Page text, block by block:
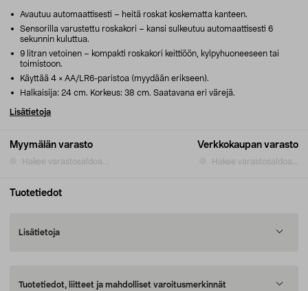
Myymälän varasto
Hakee varastosaldoa...
Verkkokaupan varasto
Hakee varastosaldoa...
Avautuu automaattisesti – heitä roskat koskematta kanteen.
Sensorilla varustettu roskakori – kansi sulkeutuu automaattisesti 6
sekunnin kuluttua.
9 litran vetoinen – kompakti roskakori keittiöön, kylpyhuoneeseen tai
toimistoon.
Käyttää 4 × AA/LR6-paristoa (myydään erikseen).
Halkaisija: 24 cm. Korkeus: 38 cm. Saatavana eri värejä.
Lisätietoja
Tuotetiedot
Lisätietoja
Tuotetiedot, liitteet ja mahdolliset varoitusmerkinnät